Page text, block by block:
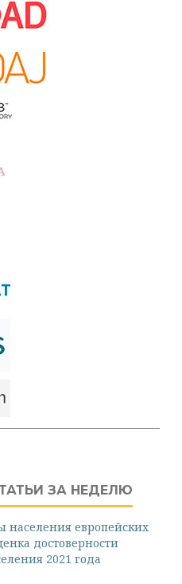
ЗА НЕДЕЛЮ
населения европейских
достоверности
2021 года